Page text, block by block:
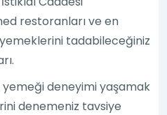
restoranları ve en
tadabileceğiniz
deneyimi yaşamak
denemeniz tavsiye